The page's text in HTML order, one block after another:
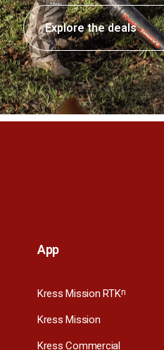
Explore the deals
App
Kress Mission RTKn
Kress Mission
Kress Commercial